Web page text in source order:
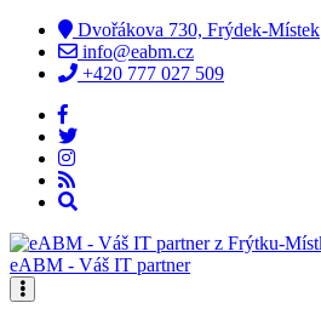
Dvořákova 730, Frýdek-Místek
info@eabm.cz
+420 777 027 509
eABM - Váš IT partner